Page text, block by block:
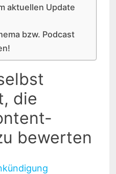
aktuellen Update
bzw. Podcast
die
bewerten